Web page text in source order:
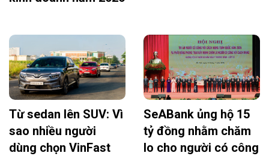
Từ sedan lên SUV: Vì
sao nhiều người
dùng chọn VinFast
SeABank ủng hộ 15
tỷ đồng nhằm chăm
lo cho người có công